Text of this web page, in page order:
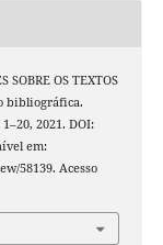
SOBRE OS TEXTOS
bibliográfica.
2021. DOI:
em:
58139. Acesso